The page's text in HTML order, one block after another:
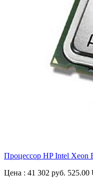
Процессор HP Intel Xeon
Цена : 41 302 руб. 525.00